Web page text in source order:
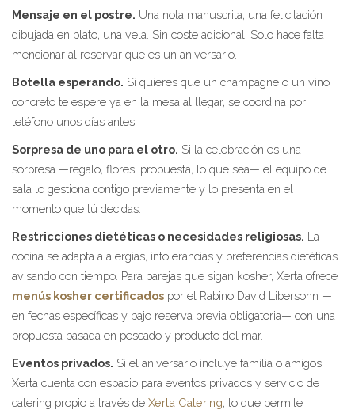
Mensaje en el postre. Una nota manuscrita, una felicitación
dibujada en plato, una vela. Sin coste adicional. Solo hace falta
mencionar al reservar que es un aniversario.
Botella esperando. Si quieres que un champagne o un vino
concreto te espere ya en la mesa al llegar, se coordina por
teléfono unos días antes.
Sorpresa de uno para el otro. Si la celebración es una
sorpresa —regalo, flores, propuesta, lo que sea— el equipo de
sala lo gestiona contigo previamente y lo presenta en el
momento que tú decidas.
Restricciones dietéticas o necesidades religiosas. La
cocina se adapta a alergias, intolerancias y preferencias dietéticas
avisando con tiempo. Para parejas que sigan kosher, Xerta ofrece
menús kosher certificados por el Rabino David Libersohn —
en fechas específicas y bajo reserva previa obligatoria— con una
propuesta basada en pescado y producto del mar.
Eventos privados. Si el aniversario incluye familia o amigos,
Xerta cuenta con espacio para eventos privados y servicio de
catering propio a través de Xerta Catering , lo que permite